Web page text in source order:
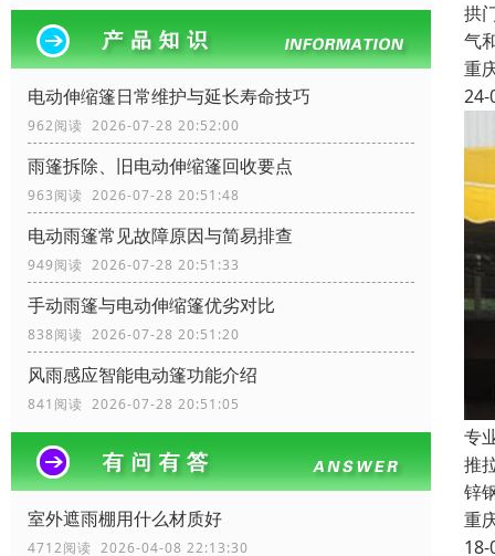
电动伸缩篷日常维护与延长寿命技巧
962阅读 2026-07-28 20:52:00
雨篷拆除、旧电动伸缩篷回收要点
963阅读 2026-07-28 20:51:48
电动雨篷常见故障原因与简易排查
949阅读 2026-07-28 20:51:33
手动雨篷与电动伸缩篷优劣对比
838阅读 2026-07-28 20:51:20
风雨感应智能电动篷功能介绍
841阅读 2026-07-28 20:51:05
室外遮雨棚用什么材质好
4712阅读 2026-04-08 22:13:30
拱
气
重
24-
专
推
锌
重
18-